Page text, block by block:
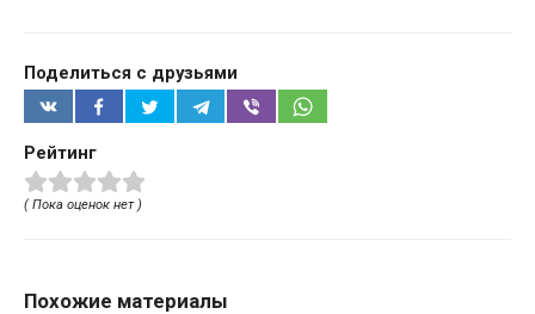
Поделиться с друзьями
Рейтинг
( Пока оценок нет )
Похожие материалы